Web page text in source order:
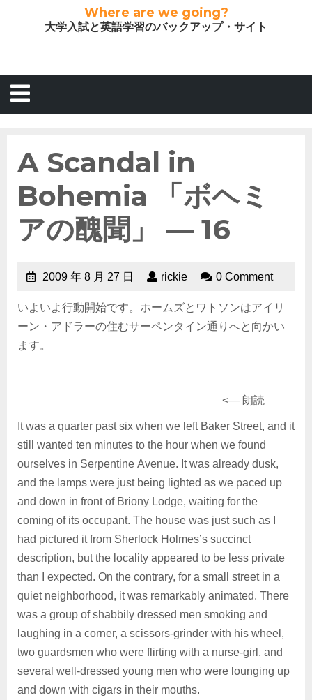
Where are we going?
大学入試と英語学習のバックアップ・サイト
A Scandal in
Bohemia 「ボヘミ
アの醜聞」 — 16
2009 年 8 月 27 日 rickie 0 Comment
いよいよ行動開始です。ホームズとワトソンはアイリ
ーン・アドラーの住むサーペンタイン通りへと向かい
ます。
<― 朗読
It was a quarter past six when we left Baker Street, and it
still wanted ten minutes to the hour when we found
ourselves in Serpentine Avenue. It was already dusk,
and the lamps were just being lighted as we paced up
and down in front of Briony Lodge, waiting for the
coming of its occupant. The house was just such as I
had pictured it from Sherlock Holmes’s succinct
description, but the locality appeared to be less private
than I expected. On the contrary, for a small street in a
quiet neighborhood, it was remarkably animated. There
was a group of shabbily dressed men smoking and
laughing in a corner, a scissors-grinder with his wheel,
two guardsmen who were flirting with a nurse-girl, and
several well-dressed young men who were lounging up
and down with cigars in their mouths.